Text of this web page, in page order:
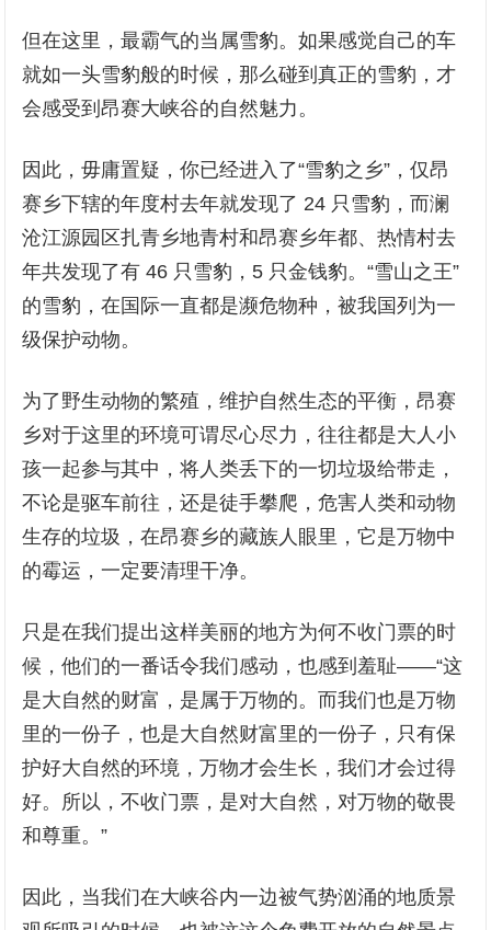
但在这里，最霸气的当属雪豹。如果感觉自己的车
就如一头雪豹般的时候，那么碰到真正的雪豹，才
会感受到昂赛大峡谷的自然魅力。
因此，毋庸置疑，你已经进入了“雪豹之乡”，仅昂
赛乡下辖的年度村去年就发现了 24 只雪豹，而澜
沧江源园区扎青乡地青村和昂赛乡年都、热情村去
年共发现了有 46 只雪豹，5 只金钱豹。“雪山之王”
的雪豹，在国际一直都是濒危物种，被我国列为一
级保护动物。
为了野生动物的繁殖，维护自然生态的平衡，昂赛
乡对于这里的环境可谓尽心尽力，往往都是大人小
孩一起参与其中，将人类丢下的一切垃圾给带走，
不论是驱车前往，还是徒手攀爬，危害人类和动物
生存的垃圾，在昂赛乡的藏族人眼里，它是万物中
的霉运，一定要清理干净。
只是在我们提出这样美丽的地方为何不收门票的时
候，他们的一番话令我们感动，也感到羞耻——“这
是大自然的财富，是属于万物的。而我们也是万物
里的一份子，也是大自然财富里的一份子，只有保
护好大自然的环境，万物才会生长，我们才会过得
好。所以，不收门票，是对大自然，对万物的敬畏
和尊重。”
因此，当我们在大峡谷内一边被气势汹涌的地质景